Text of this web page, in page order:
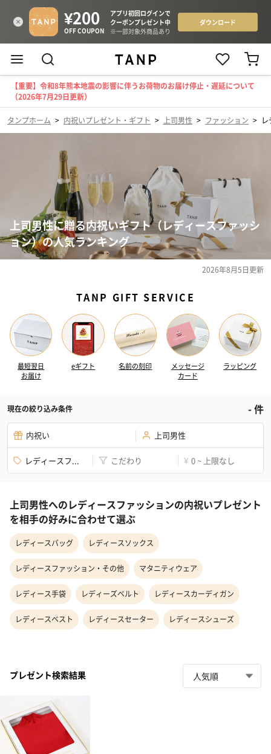
【重要】令和8年熊本地震の影響に伴うお荷物のお届け停止・遅延について
（2026年7月29日更新）
タンプホーム > 内祝いプレゼント・ギフト > 上司男性 > ファッション >
上司男性に贈る内祝いギフト（レディースファッシ
ョン）の人気ランキング
2026年8月5日更新
TANP GIFT SERVICE
最短翌日
お届け
eギフト 名前の刻印
メッセージ
カード
ラッピング
現在の絞り込み条件 -件
内祝い 上司男性
レディースフ... こだわり ¥ 0 ~ 上限なし
上司男性へのレディースファッションの内祝いプレゼント
を相手の好みに合わせて選ぶ
レディースバッグ レディースソックス
レディースファッション・その他 マタニティウェア
レディース手袋 レディーズベルト レディースカーディガン
レディースベスト レディースセーター レディースシューズ
プレゼント検索結果